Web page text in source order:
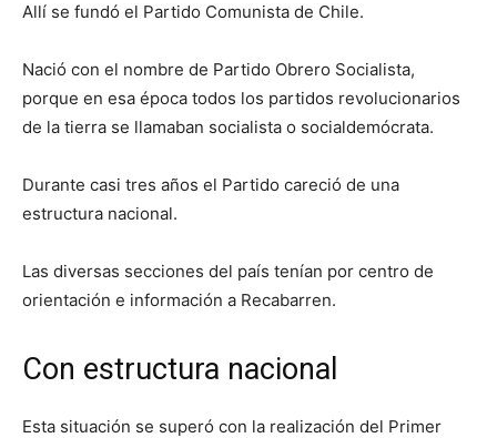
Allí se fundó el Partido Comunista de Chile.
Nació con el nombre de Partido Obrero Socialista,
porque en esa época todos los partidos revolucionarios
de la tierra se llamaban socialista o socialdemócrata.
Durante casi tres años el Partido careció de una
estructura nacional.
Las diversas secciones del país tenían por centro de
orientación e información a Recabarren.
Con estructura nacional
Esta situación se superó con la realización del Primer